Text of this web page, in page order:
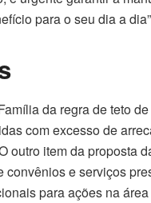
para o seu dia a
da regra de teto
com excesso de
outro item da proposta
convênios e serviços
para ações na